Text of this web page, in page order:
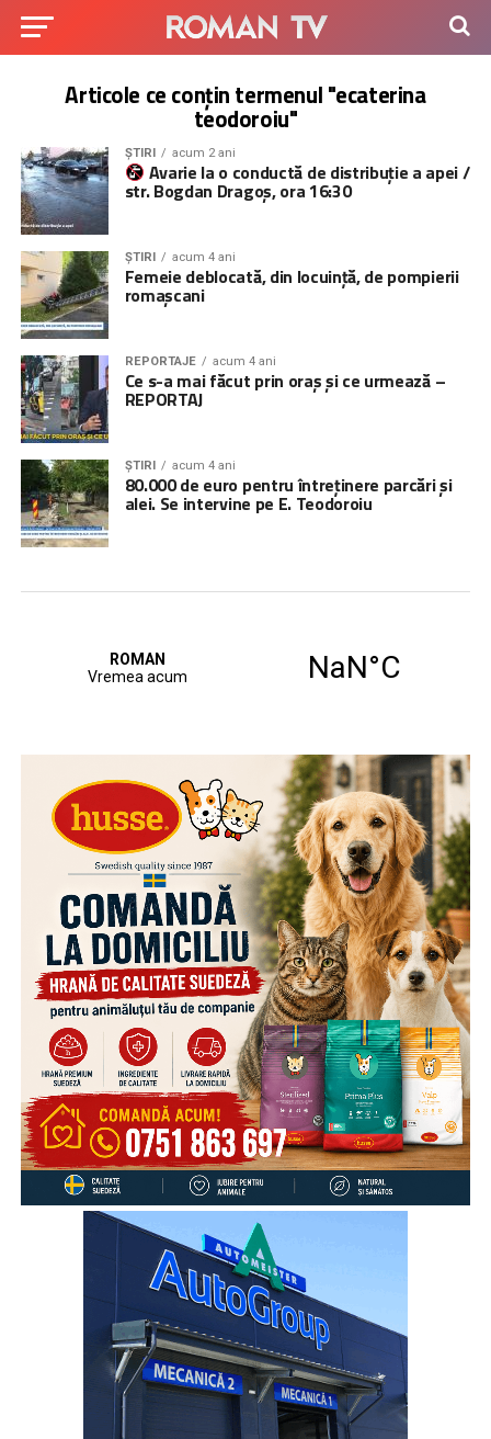
Articole ce conțin termenul "ecaterina
teodoroiu"
ȘTIRI acum 2 ani
Avarie la o conductă de distribuție a apei /
str. Bogdan Dragoș, ora 16:30
ȘTIRI acum 4 ani
Femeie deblocată, din locuință, de pompierii
romașcani
REPORTAJE acum 4 ani
Ce s-a mai făcut prin oraș și ce urmează –
REPORTAJ
ȘTIRI acum 4 ani
80.000 de euro pentru întreținere parcări și
alei. Se intervine pe E. Teodoroiu